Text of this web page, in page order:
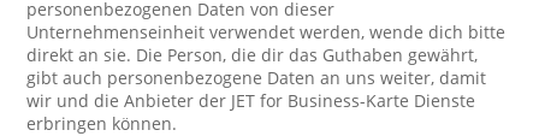
personenbezogenen Daten von dieser
Unternehmenseinheit verwendet werden, wende dich bitte
direkt an sie. Die Person, die dir das Guthaben gewährt,
gibt auch personenbezogene Daten an uns weiter, damit
wir und die Anbieter der JET for Business-Karte Dienste
erbringen können.